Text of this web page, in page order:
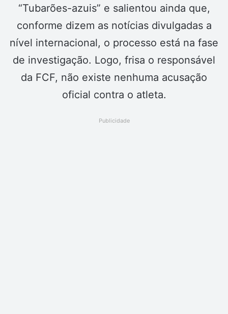
“Tubarões-azuis” e salientou ainda que,
conforme dizem as notícias divulgadas a
nível internacional, o processo está na fase
de investigação. Logo, frisa o responsável
da FCF, não existe nenhuma acusação
oficial contra o atleta.
Publicidade